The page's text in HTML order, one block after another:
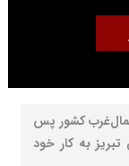
کشور پس
تبریز به کار خود